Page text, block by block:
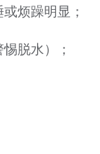
烦躁明显；
脱水）；